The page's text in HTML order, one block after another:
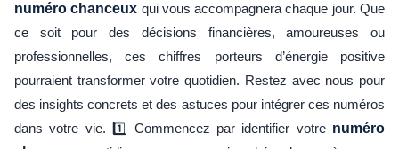
numéro chanceux qui vous accompagnera chaque jour. Que
ce soit pour des décisions financières, amoureuses ou
professionnelles, ces chiffres porteurs d’énergie positive
pourraient transformer votre quotidien. Restez avec nous pour
des insights concrets et des astuces pour intégrer ces numéros
dans votre vie. 1️⃣ Commencez par identifier votre numéro